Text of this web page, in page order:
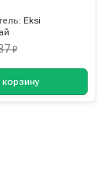
Eksi
₽
корзину